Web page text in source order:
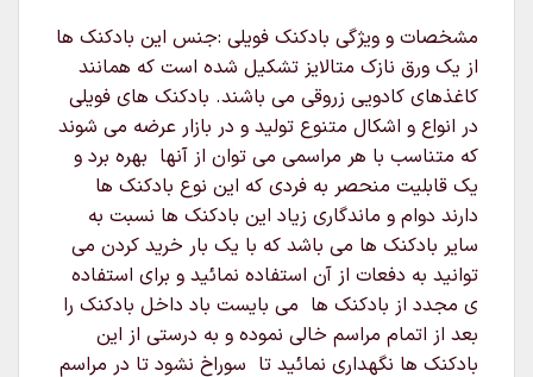
مشخصات و ویژگی بادکنک فویلی :جنس این بادکنک ها
از یک ورق نازک متالایز تشکیل شده است که همانند
کاغذهای کادویی زروقی می باشند. بادکنک های فویلی
در انواع و اشکال متنوع تولید و در بازار عرضه می شوند
که متناسب با هر مراسمی می توان از آنها بهره برد و
یک قابلیت منحصر به فردی که این نوع بادکنک ها
دارند دوام و ماندگاری زیاد این بادکنک ها نسبت به
سایر بادکنک ها می باشد که با یک بار خرید کردن می
توانید به دفعات از آن استفاده نمائید و برای استفاده
ی مجدد از بادکنک ها می بایست باد داخل بادکنک را
بعد از اتمام مراسم خالی نموده و به درستی از این
بادکنک ها نگهداری نمائید تا سوراخ نشود تا در مراسم